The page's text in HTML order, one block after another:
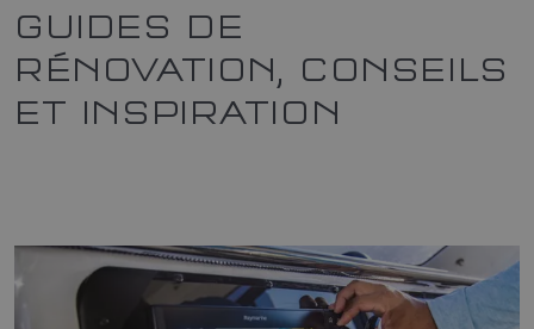
GUIDES DE
RÉNOVATION, CONSEILS
ET INSPIRATION